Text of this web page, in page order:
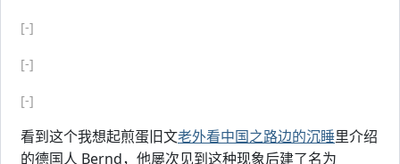
[-]
[-]
[-]
看到这个我想起煎蛋旧文老外看中国之路边的沉睡里介绍
的德国人 Bernd，他屡次见到这种现象后建了名为